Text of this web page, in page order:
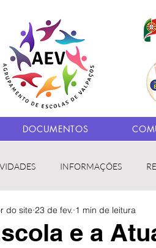
DOCUMENTOS
INFORMAÇÕES
da Escola ERASMUS+
e a
do site 23 de fev. 1 min de leitura